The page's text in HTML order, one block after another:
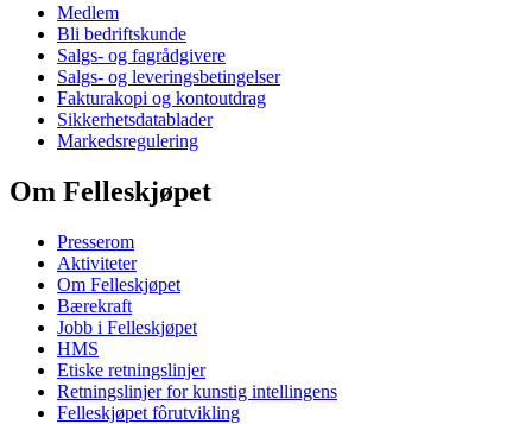
Medlem
Bli bedriftskunde
Salgs- og fagrådgivere
Salgs- og leveringsbetingelser
Fakturakopi og kontoutdrag
Sikkerhetsdatablader
Markedsregulering
Om Felleskjøpet
Presserom
Aktiviteter
Om Felleskjøpet
Bærekraft
Jobb i Felleskjøpet
HMS
Etiske retningslinjer
Retningslinjer for kunstig intellingens
Felleskjøpet fôrutvikling